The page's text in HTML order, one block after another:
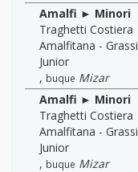
Amalfi ► Minori
Traghetti Costiera
Amalfitana - Grassi
Junior
, buque Mizar
Amalfi ► Minori
Traghetti Costiera
Amalfitana - Grassi
Junior
, buque Mizar